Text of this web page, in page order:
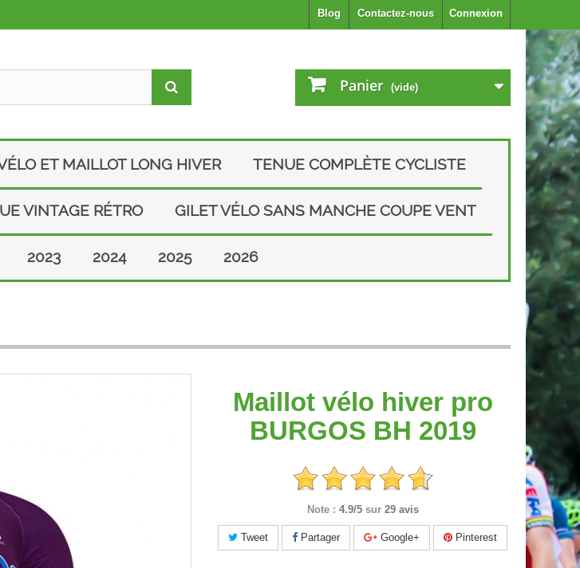
Connexion
Contactez-nous
Blog
Panier (vide)
ET MAILLOT LONG HIVER TENUE COMPLÈTE CYCLISTE
VINTAGE RÉTRO GILET VÉLO SANS MANCHE COUPE VENT
2023 2024 2025 2026
Maillot vélo hiver pro
BURGOS BH 2019
Note : 4.9/5 sur 29 avis
Tweet Partager Google+ Pinterest